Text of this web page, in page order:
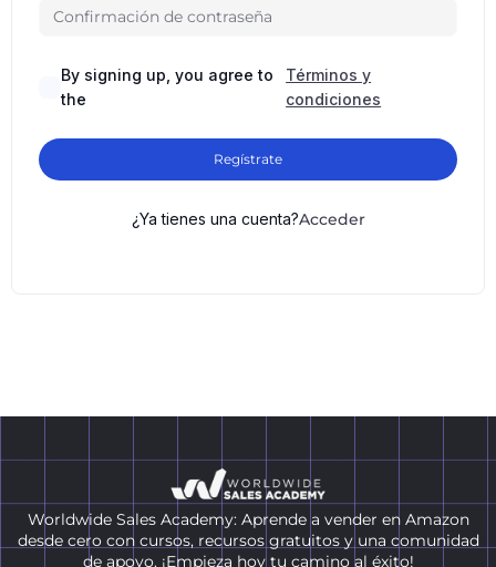
By signing up, you agree to
the
Términos y
condiciones
Regístrate
¿Ya tienes una cuenta?Acceder
Worldwide Sales Academy: Aprende a vender en Amazon
desde cero con cursos, recursos gratuitos y una comunidad
de apoyo. ¡Empieza hoy tu camino al éxito!